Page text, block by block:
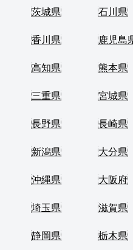
茨城県 石川県
香川県 鹿児島
高知県 熊本県
三重県 宮城県
長野県 長崎県
新潟県 大分県
沖縄県 大阪府
埼玉県 滋賀県
静岡県 栃木県